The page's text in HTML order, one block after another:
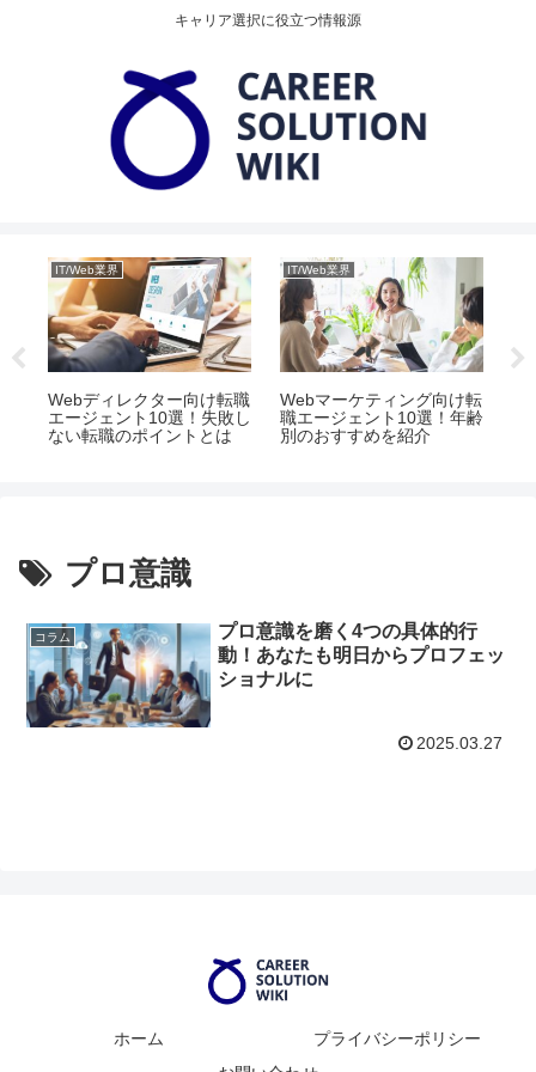
キャリア選択に役立つ情報源
IT/Web業界
Webディレクター向け転職
エージェント10選！失敗し
ない転職のポイントとは
IT/Web業界
Webマーケティング向け転
職エージェント10選！年齢
別のおすすめを紹介
プロ意識
コラム
プロ意識を磨く4つの具体的行
動！あなたも明日からプロフェッ
ショナルに
2025.03.27
ホーム
プライバシーポリシー